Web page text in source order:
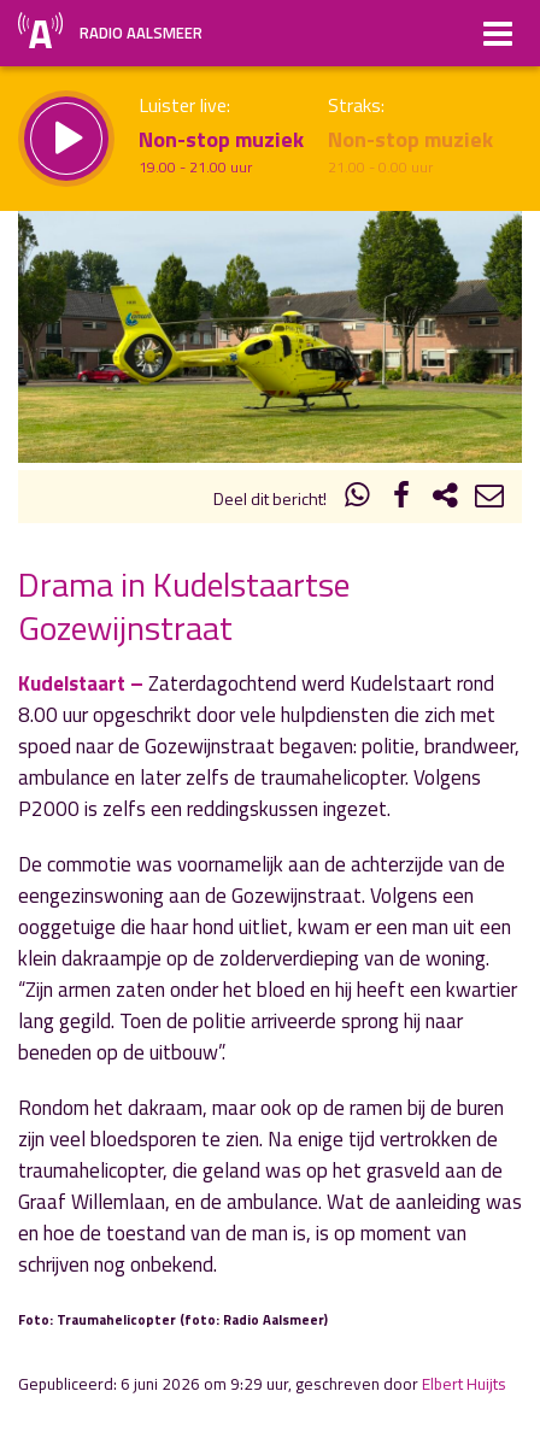
RADIO AALSMEER
Luister live:
Non-stop muziek
19.00 - 21.00 uur
Straks:
Non-stop muziek
21.00 - 0.00 uur
Vorig uur uur 1 van x Volgend uur
Inklappen
Deel dit bericht!
« Vorig nieuwsbericht
Klassieke Feadships meren af in Aalsmeer
» Volgend nieuwsbericht
Column Lieve Gido: "Bewegen"
7 juni 2026
Drama in Kudelstaartse
Gozewijnstraat
Kudelstaart –Zaterdagochtend werd Kudelstaart rond
8.00 uur opgeschrikt door vele hulpdiensten die zich met
spoed naar de Gozewijnstraat begaven: politie, brandweer,
ambulance en later zelfs de traumahelicopter. Volgens
P2000 is zelfs een reddingskussen ingezet.
De commotie was voornamelijk aan de achterzijde van de
eengezinswoning aan de Gozewijnstraat. Volgens een
ooggetuige die haar hond uitliet, kwam er een man uit een
klein dakraampje op de zolderverdieping van de woning.
“Zijn armen zaten onder het bloed en hij heeft een kwartier
lang gegild. Toen de politie arriveerde sprong hij naar
beneden op de uitbouw”.
Rondom het dakraam, maar ook op de ramen bij de buren
zijn veel bloedsporen te zien. Na enige tijd vertrokken de
traumahelicopter, die geland was op het grasveld aan de
Graaf Willemlaan, en de ambulance. Wat de aanleiding was
en hoe de toestand van de man is, is op moment van
schrijven nog onbekend.
Foto: Traumahelicopter (foto: Radio Aalsmeer)
Gepubliceerd: 6 juni 2026 om 9:29 uur, geschreven doorElbert Huijts